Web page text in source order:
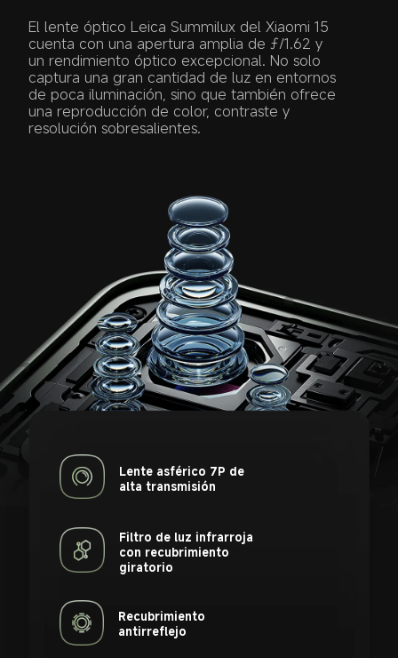
El lente óptico Leica Summilux del Xiaomi 15
cuenta con una apertura amplia de ƒ/1.62 y
un rendimiento óptico excepcional. No solo
captura una gran cantidad de luz en entornos
de poca iluminación, sino que también ofrece
una reproducción de color, contraste y
resolución sobresalientes.
Lente asférico 7P de
alta transmisión
Filtro de luz infrarroja
con recubrimiento
giratorio
Recubrimiento
antirreflejo